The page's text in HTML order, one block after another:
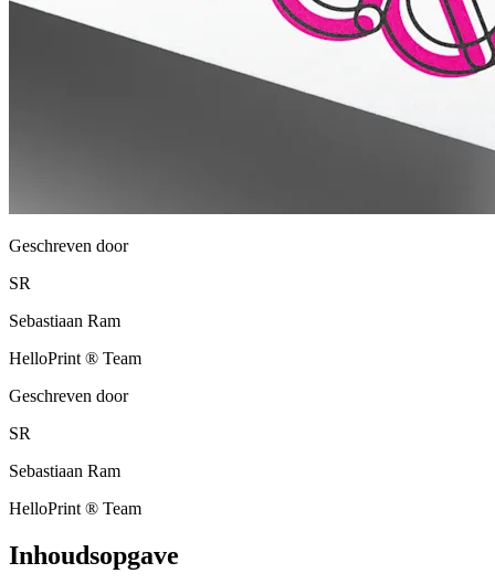
Geschreven door
SR
Sebastiaan Ram
HelloPrint ® Team
Geschreven door
SR
Sebastiaan Ram
HelloPrint ® Team
Inhoudsopgave